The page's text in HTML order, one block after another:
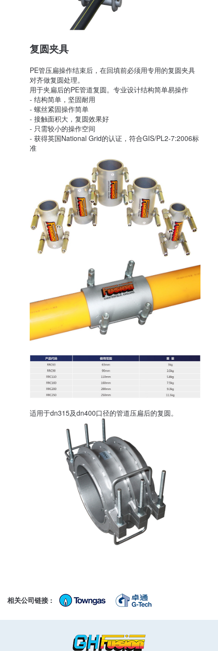
复圆夹具
PE管压扁操作结束后，在回填前必须用专用的复圆夹具
对齐做复圆处理。
用于夹扁后的PE管道复圆。专业设计结构简单易操作
- 结构简单，坚固耐用
- 螺丝紧固操作简单
- 接触面积大，复圆效果好
- 只需较小的操作空间
- 获得英国National Grid的认证，符合GIS/PL2-7:2006标
准
适用于dn315及dn400口径的管道压扁后的复圆。
相关公司链接 :